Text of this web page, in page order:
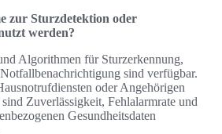
zur Sturzdetektion oder
werden?
Algorithmen für Sturzerkennung,
sind verfügbar.
oder Angehörigen
Zuverlässigkeit, Fehlalarmrate und
Gesundheitsdaten